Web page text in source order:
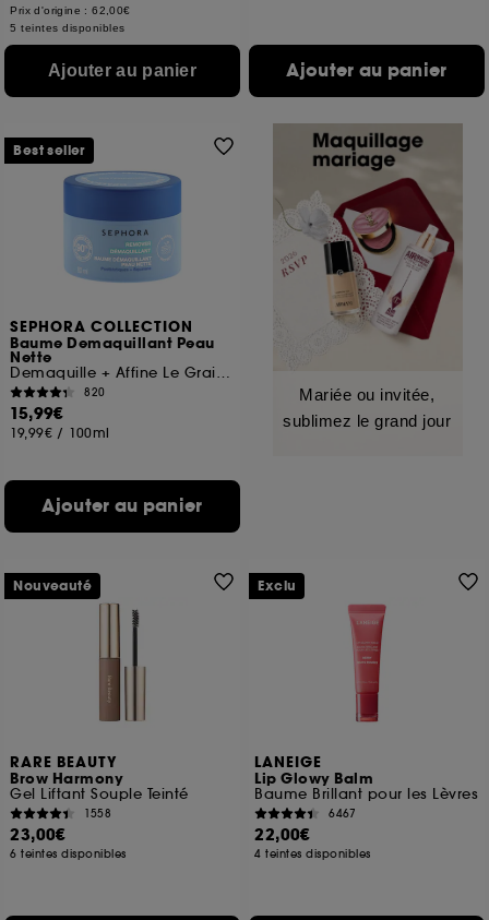
Prix d'origine : 62,00€
5 teintes disponibles
Ajouter au panier Ajouter au panier
SEPHORA COLLECTION
Baume Demaquillant Peau
Nette
Demaquille + Affine Le Grain De Peau
820
15,99€
19,99€ / 100ml
Ajouter au panier
Best seller
Mariée ou invitée,
sublimez le grand jour
RARE BEAUTY
Brow Harmony
Gel Liftant Souple Teinté
1558
23,00€
6 teintes disponibles
Nouveauté
LANEIGE
Lip Glowy Balm
Baume Brillant pour les Lèvres
6467
22,00€
4 teintes disponibles
Exclu